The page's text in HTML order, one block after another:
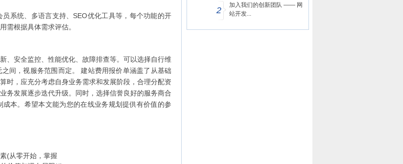
系统、多语言支持、SEO优化工具等，每个功能的开
需根据具体需求评估。
、安全监控、性能优化、故障排查等。可以选择自行维
间，视服务范围而定。 建站费用报价单涵盖了从基础
时，应充分考虑自身业务需求和发展阶段，合理分配资
务发展逐步迭代升级。同时，选择信誉良好的服务商合
本。希望本文能为您的在线业务规划提供有价值的参
(从零开始，掌握
2
加入我们的创新团队 —— 网
站开发...